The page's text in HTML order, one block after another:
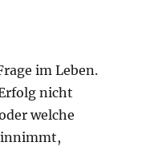
im Leben.
nicht
welche